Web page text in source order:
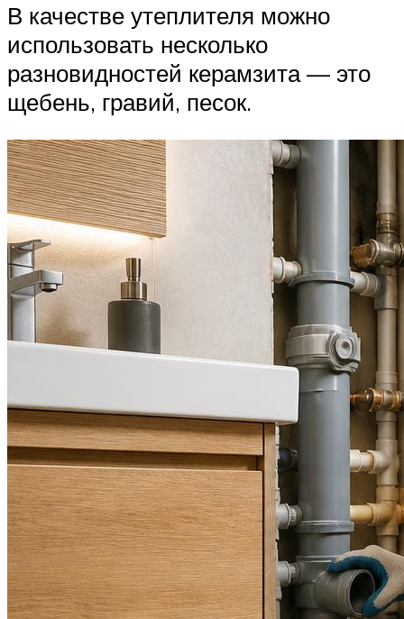
В качестве утеплителя можно
использовать несколько
разновидностей керамзита — это
щебень, гравий, песок.